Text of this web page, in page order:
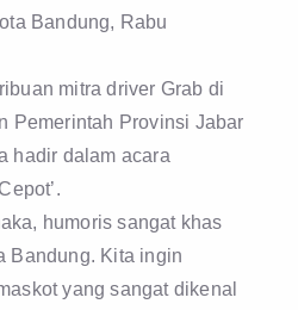
Bandung, Rabu
mitra driver Grab di
Pemerintah Provinsi Jabar
hadir dalam acara
humoris sangat khas
Bandung. Kita ingin
yang sangat dikenal